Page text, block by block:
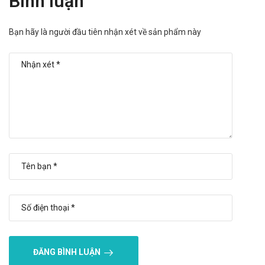
Hiệu quả nhanh hay chậm phụ thuộc vào cơ địa mỗi người.
Có thể gây ra các phản ứng quá mẫn nếu sử dụng quá liều
Tác dụng không mong muốn của Ginknex
Buồn nôn, nôn mửa.
Phù, ban đỏ.
Báo ngay cho bác sĩ các phản ứng phụ gặp phải để có biện
pháp xử trí kịp thời.
Tương tác có thể làm giảm hiệu quả của sản phẩm hoặc gia
Bạn hãy là người đầu tiên nhận xét về sản phẩm này
ĐĂNG BÌNH LUẬN